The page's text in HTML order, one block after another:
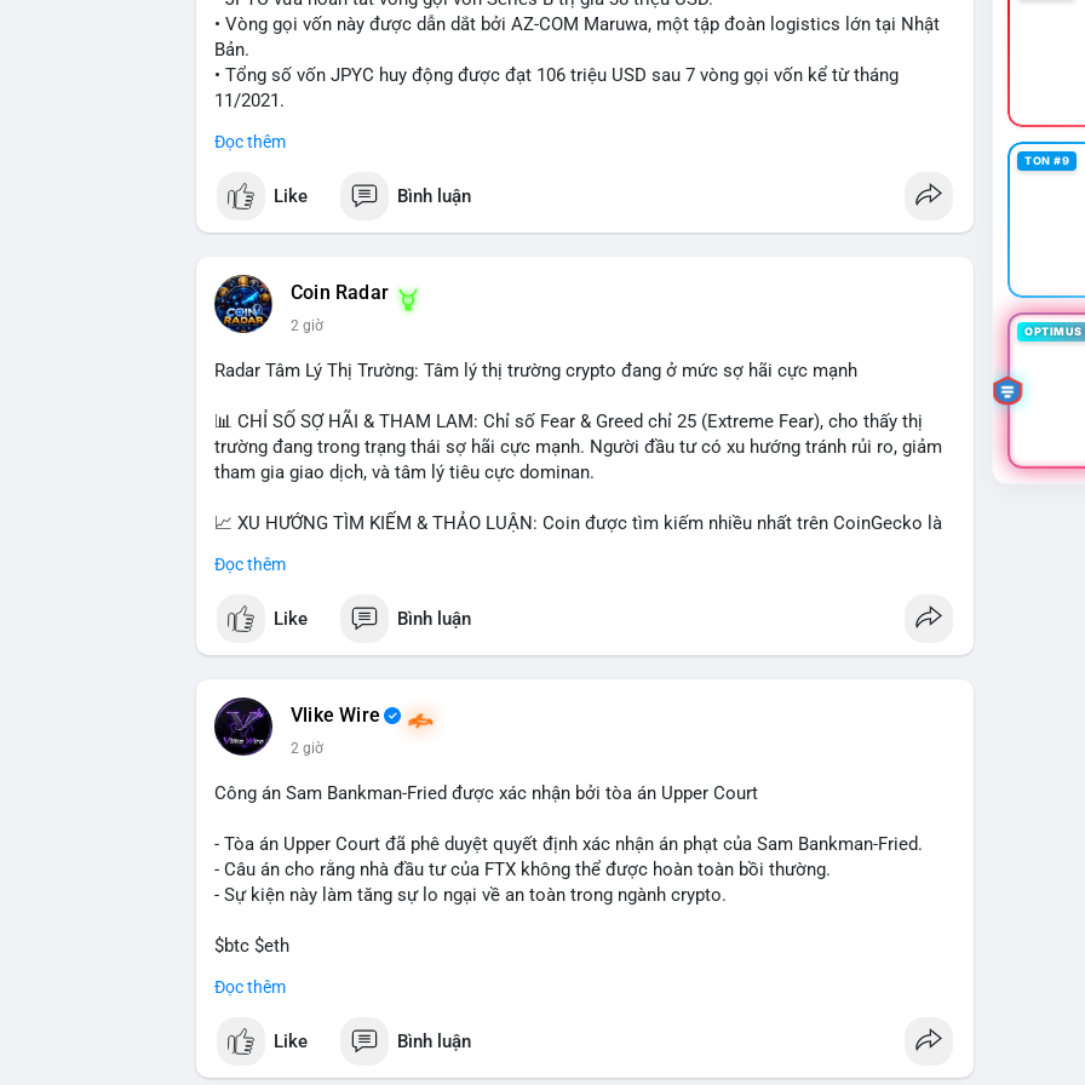
xúc; hãy chờ xác nhận hướng đi của dòng tiền trước khi đưa ra quyết định vào lệnh, đồng
thời đặt lệnh dừng lỗ chặt chẽ để quản trị rủi ro trong bối cảnh thanh khoản mỏng.
#25dot8btc #dichuyen1_66trieuusd #khangcu64556 #whalebtc #theodoidongtien
• Vòng gọi vốn này được dẫn dắt bởi AZ-COM Maruwa, một tập đoàn logistics lớn tại Nhật
Bản.
• Tổng số vốn JPYC huy động được đạt 106 triệu USD sau 7 vòng gọi vốn kể từ tháng
11/2021.
#jpyc #cryptonews
$btc $eth
📰 Nguồn: CoinDesk
Đọc thêm
Like Bình luận
Coin Radar
2 giờ
Radar Tâm Lý Thị Trường: Tâm lý thị trường crypto đang ở mức sợ hãi cực mạnh
📊 CHỈ SỐ SỢ HÃI & THAM LAM: Chỉ số Fear & Greed chỉ 25 (Extreme Fear), cho thấy thị
trường đang trong trạng thái sợ hãi cực mạnh. Người đầu tư có xu hướng tránh rủi ro, giảm
tham gia giao dịch, và tâm lý tiêu cực dominan.
📈 XU HƯỚNG TÌM KIẾM & THẢO LUẬN: Coin được tìm kiếm nhiều nhất trên CoinGecko là
Trends Việt Nam, từ khóa như 'con riêng', 'phạm nhật minh anh' và 'tô lâm' được nhắc đến
💬 DÒNG CHẢY TIN TỨC & TRUYỀN THÔNG: Các bài đăng trên Binance Square tập trung
Telegram, tin tức nổi bật bao gồm việc Tether mở rộng vào Saudi Arabia và báo cáo về
Bitcoin miners chuyển hướng AI. Các tin tức quốc tế cũng nhấn mạnh sự động chảy của thị
trường.
💡 NHẬN ĐỊNH & KHUYẾN NGHỊ: Tâm lý thị trường hiện tại rất tiêu cực do sợ hãi cao,
tập trung vào cơ hội an toàn và theo dõi xu hướng từ các nguồn tin uy tín.
📊 Nguồn: Radar Tâm Lý Thị Trường
Đọc thêm
Like Bình luận
Vlike Wire
2 giờ
Công án Sam Bankman-Fried được xác nhận bởi tòa án Upper Court
- Tòa án Upper Court đã phê duyệt quyết định xác nhận án phạt của Sam Bankman-Fried.
- Câu án cho rằng nhà đầu tư của FTX không thể được hoàn toàn bồi thường.
- Sự kiện này làm tăng sự lo ngại về an toàn trong ngành crypto.
$btc $eth
#vlikevn
📰 Nguồn: Cointelegraph
Đọc thêm
Like Bình luận
TON #9
OPTIMUS